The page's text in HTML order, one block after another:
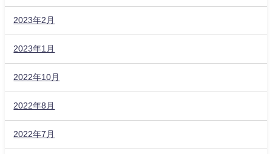
2023年2月
2023年1月
2022年10月
2022年8月
2022年7月